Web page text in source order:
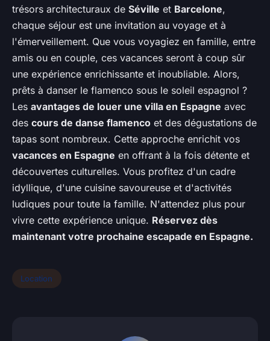
trésors architecturaux de Séville et Barcelone,
chaque séjour est une invitation au voyage et à
l'émerveillement. Que vous voyagiez en famille, entre
amis ou en couple, ces vacances seront à coup sûr
une expérience enrichissante et inoubliable. Alors,
prêts à danser le flamenco sous le soleil espagnol ?
Les avantages de louer une villa en Espagne avec
des cours de danse flamenco et des dégustations de
tapas sont nombreux. Cette approche enrichit vos
vacances en Espagne en offrant à la fois détente et
découvertes culturelles. Vous profitez d'un cadre
idyllique, d'une cuisine savoureuse et d'activités
ludiques pour toute la famille. N'attendez plus pour
vivre cette expérience unique. Réservez dès
maintenant votre prochaine escapade en Espagne.
Location